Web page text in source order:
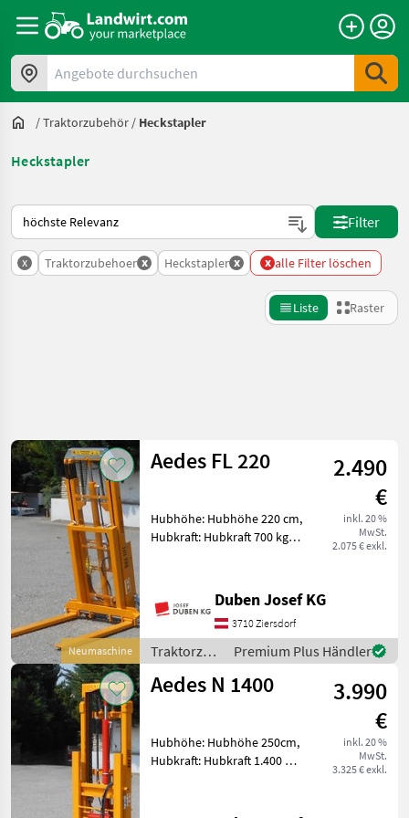
Angebote durchsuchen
/Traktorzubehör / Heckstapler
Heckstapler
So wird auf Landwirt.com sortiert
Filter
x Traktorzubehoer x Heckstapler x x alle Filter löschen
Liste Raster
Kategorie 3 Land Filter
AKTUELLER
PFAD
Landtechnik
Traktorzubehoer
Heckstapler
KATEGORIE
WÄHLEN
Sonstige
81
Aedes
Corma
Zurücksetzen
106
Ergebnisse
Neumaschine
Aedes FL 220
2.490
€
inkl. 20 %
MwSt.
2.075 € exkl.
Hubhöhe: Hubhöhe 220 cm,
Hubkraft: Hubkraft 700 kg,
Ausstellungsmaschine inkl.
Hubhöhe 2, 20 m, Hubkraft
Bewegungen (
Duben Josef KG
3710 Ziersdorf
Traktorzubehör
/ Aedes
Premium Plus Händler
Aedes N 1400
3.990
€
inkl. 20 %
MwSt.
3.325 € exkl.
Hubhöhe: Hubhöhe 250cm,
Hubkraft: Hubkraft 1.400 kg,